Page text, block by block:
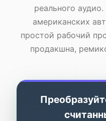
реального
американских
простой рабочий
продакшна,